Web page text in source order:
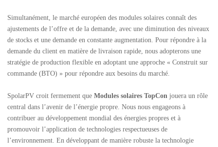
Simultanément, le marché européen des modules solaires connaît des
ajustements de l’offre et de la demande, avec une diminution des niveaux
de stocks et une demande en constante augmentation. Pour répondre à la
demande du client en matière de livraison rapide, nous adopterons une
stratégie de production flexible en adoptant une approche « Construit sur
commande (BTO) » pour répondre aux besoins du marché.
SpolarPV croit fermement que Modules solaires TopCon jouera un rôle
central dans l’avenir de l’énergie propre. Nous nous engageons à
contribuer au développement mondial des énergies propres et à
promouvoir l’application de technologies respectueuses de
l’environnement. En développant de manière robuste la technologie